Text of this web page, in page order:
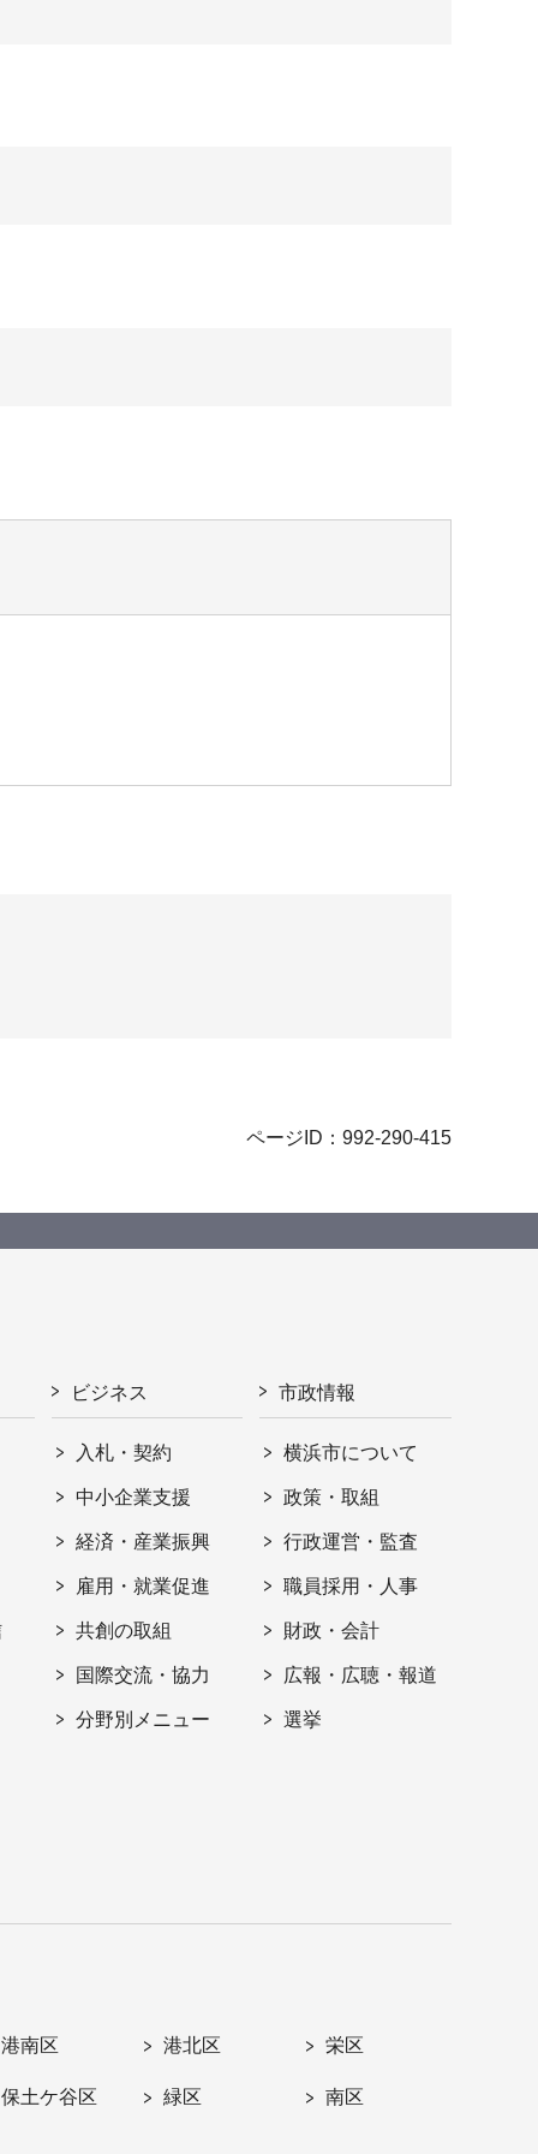
ページID：992-290-415
ビジネス
入札・契約
中小企業支援
経済・産業振興
雇用・就業促進
共創の取組
国際交流・協力
分野別メニュー
市政情報
横浜市について
政策・取組
行政運営・監査
職員採用・人事
財政・会計
広報・広聴・報道
選挙
港南区 港北区 栄区
保土ケ谷区 緑区 南区